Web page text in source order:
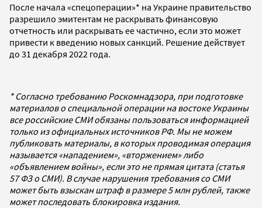
После начала «спецоперации»* на Украине правительство
разрешило эмитентам не раскрывать финансовую
отчетность или раскрывать ее частично, если это может
привести к введению новых санкций. Решение действует
до 31 декабря 2022 года.
* Согласно требованию Роскомнадзора, при подготовке
материалов о специальной операции на востоке Украины
все российские СМИ обязаны пользоваться информацией
только из официальных источников РФ. Мы не можем
публиковать материалы, в которых проводимая операция
называется «нападением», «вторжением» либо
«объявлением войны», если это не прямая цитата (статья
57 ФЗ о СМИ). В случае нарушения требования со СМИ
может быть взыскан штраф в размере 5 млн рублей, также
может последовать блокировка издания.